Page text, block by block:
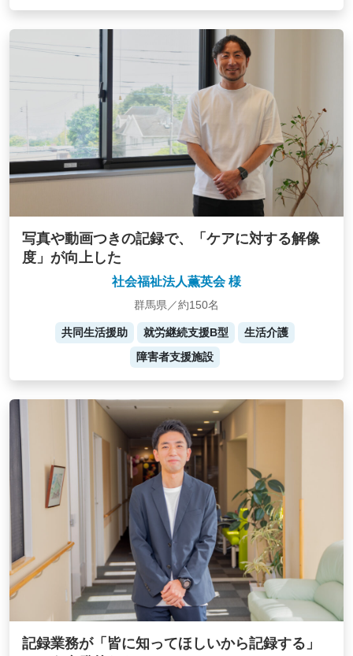
写真や動画つきの記録で、「ケアに対する解像
度」が向上した
社会福祉法人薫英会 様
群馬県／約150名
共同生活援助 就労継続支援B型
生活介護
障害者支援施設
記録業務が「皆に知ってほしいから記録する」